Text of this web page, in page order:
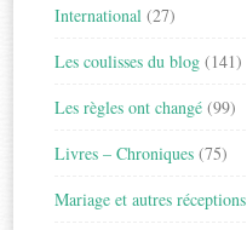
International (27)
Les coulisses du blog (141)
Les règles ont changé (99)
Livres – Chroniques (75)
Mariage et autres réceptions